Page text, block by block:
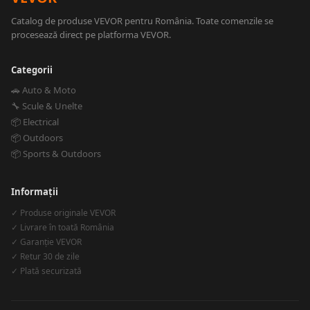
Catalog de produse VEVOR pentru România. Toate comenzile se
procesează direct pe platforma VEVOR.
Categorii
🚗 Auto & Moto
🔧 Scule & Unelte
📦 Electrical
📦 Outdoors
📦 Sports & Outdoors
Informații
✓ Produse originale VEVOR
✓ Livrare în toată România
✓ Garanție VEVOR
✓ Retur 30 de zile
✓ Plată securizată